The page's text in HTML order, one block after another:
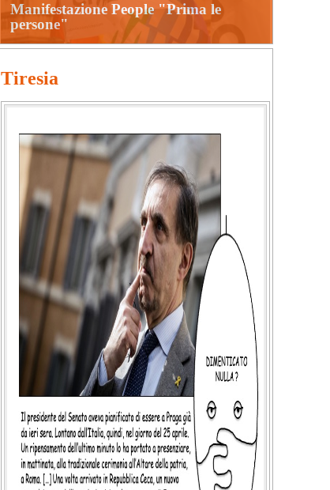
Manifestazione People "Prima le
persone"
Tiresia